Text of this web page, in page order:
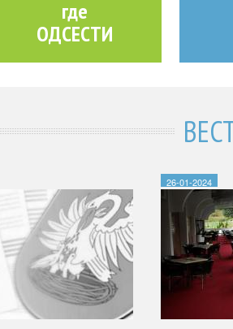
где
ОДСЕСТИ
26-01-2024